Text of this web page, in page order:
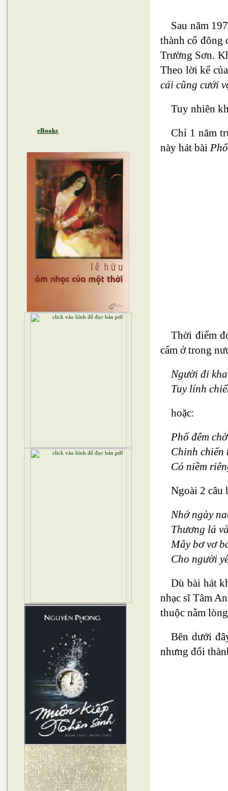
eBooks
Sau năm
thành cổ đông
Trường Sơn.
Theo lời kể
cái cũng cưới
Tuy nhiên
Chỉ 1 năm
này hát bài
Thời điểm
cấm ở trong
Người đi
Tuy lính
hoặc:
Phố đêm
Chinh
Có niềm
Ngoài 2 câu
Nhớ ngày
Thương lá
Mây bơ vơ
Cho người
Dù bài hát
nhạc sĩ Tâm
thuộc nằm
Bên dưới
nhưng đổi